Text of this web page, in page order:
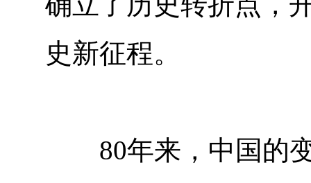
史新征程。
80年来，中国的变